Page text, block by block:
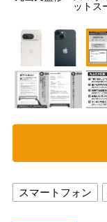
ットス
スマートフォン